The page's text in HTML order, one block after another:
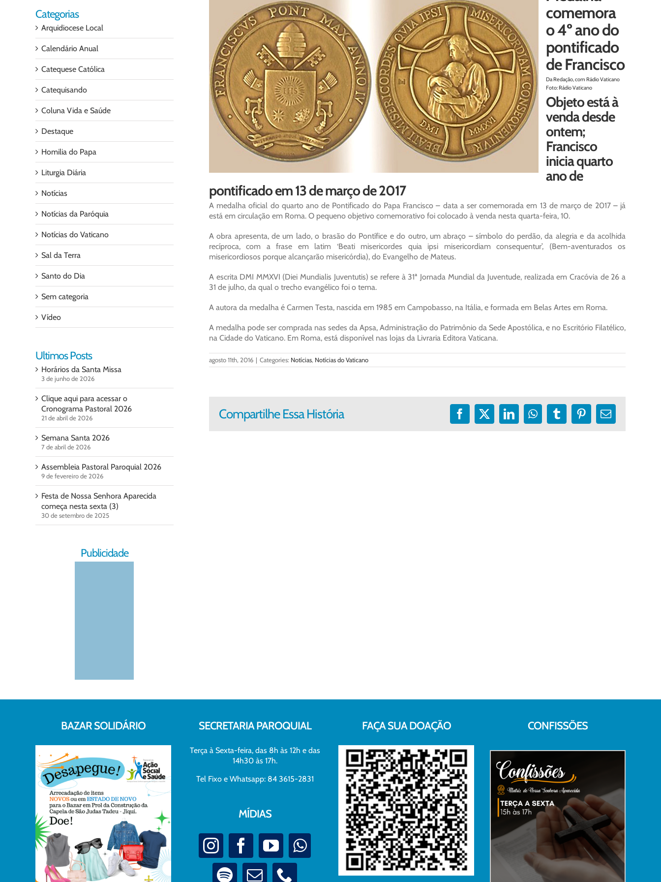
comemora
o 4º ano do
pontificado
de Francisco
Da Redação, com Rádio Vaticano
Foto: Rádio Vaticano
Objeto está à
venda desde
ontem;
Francisco
inicia quarto
ano de
pontificado em 13 de março de 2017
A medalha oficial do quarto ano de Pontificado do Papa Francisco – data a ser comemorada em 13 de março de 2017 – já
está em circulação em Roma. O pequeno objetivo comemorativo foi colocado à venda nesta quarta-feira, 10.
A obra apresenta, de um lado, o brasão do Pontífice e do outro, um abraço – símbolo do perdão, da alegria e da acolhida
recíproca, com a frase em latim ‘Beati misericordes quia ipsi misericordiam consequentur’, (Bem-aventurados os
misericordiosos porque alcançarão misericórdia), do Evangelho de Mateus.
A escrita DMI MMXVI (Diei Mundialis Juventutis) se refere à 31ª Jornada Mundial da Juventude, realizada em Cracóvia de 26 a
31 de julho, da qual o trecho evangélico foi o tema.
A autora da medalha é Carmen Testa, nascida em 1985 em Campobasso, na Itália, e formada em Belas Artes em Roma.
A medalha pode ser comprada nas sedes da Apsa, Administração do Patrimônio da Sede Apostólica, e no Escritório Filatélico,
na Cidade do Vaticano. Em Roma, está disponível nas lojas da Livraria Editora Vaticana.
agosto 11th, 2016 | Categories: Notícias, Notícias do Vaticano
Compartilhe Essa História Facebook
X LinkedInWhatsApp
TumblrPinterest
E-
Categorias
Arquidiocese Local
Calendário Anual
Catequese Católica
Catequisando
Coluna Vida e Saúde
Destaque
Homilia do Papa
Liturgia Diária
Notícias
Notícias da Paróquia
Notícias do Vaticano
Sal da Terra
Santo do Dia
Sem categoria
Vídeo
Ultimos Posts
Horários da Santa Missa
3 de junho de 2026
Clique aqui para acessar o
Cronograma Pastoral 2026
21 de abril de 2026
Semana Santa 2026
7 de abril de 2026
Assembleia Pastoral Paroquial 2026
9 de fevereiro de 2026
Festa de Nossa Senhora Aparecida
começa nesta sexta (3)
30 de setembro de 2025
Publicidade
BAZAR SOLIDÁRIO SECRETARIA PAROQUIAL
Terça à Sexta-feira, das 8h às 12h e das
14h30 às 17h.
Tel Fixo e Whatsapp: 84 3615-2831
MÍDIAS
FAÇA SUA DOAÇÃO CONFISSÕES